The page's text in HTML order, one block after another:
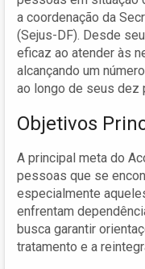
a coordenação da
(Sejus-DF). Desde
eficaz ao atender às
alcançando um
ao longo de seus dez
Objetivos
A principal meta do
pessoas que se
especialmente
enfrentam
busca garantir
tratamento e a